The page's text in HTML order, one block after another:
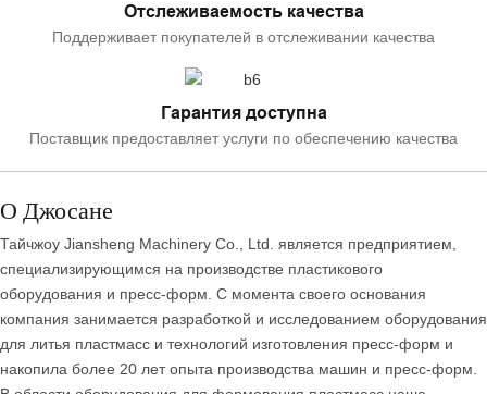
Отслеживаемость качества
Поддерживает покупателей в отслеживании качества
Гарантия доступна
Поставщик предоставляет услуги по обеспечению качества
О Джосане
Тайчжоу Jiansheng Machinery Co., Ltd. является предприятием,
специализирующимся на производстве пластикового
оборудования и пресс-форм. С момента своего основания
компания занимается разработкой и исследованием оборудования
для литья пластмасс и технологий изготовления пресс-форм и
накопила более 20 лет опыта производства машин и пресс-форм.